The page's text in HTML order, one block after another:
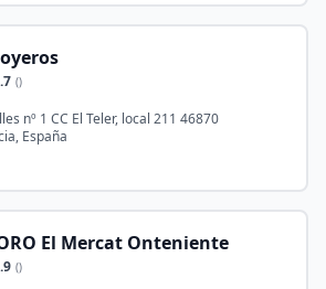
()
nº 1 CC El Teler, local 211 46870
España
El Mercat Onteniente
()